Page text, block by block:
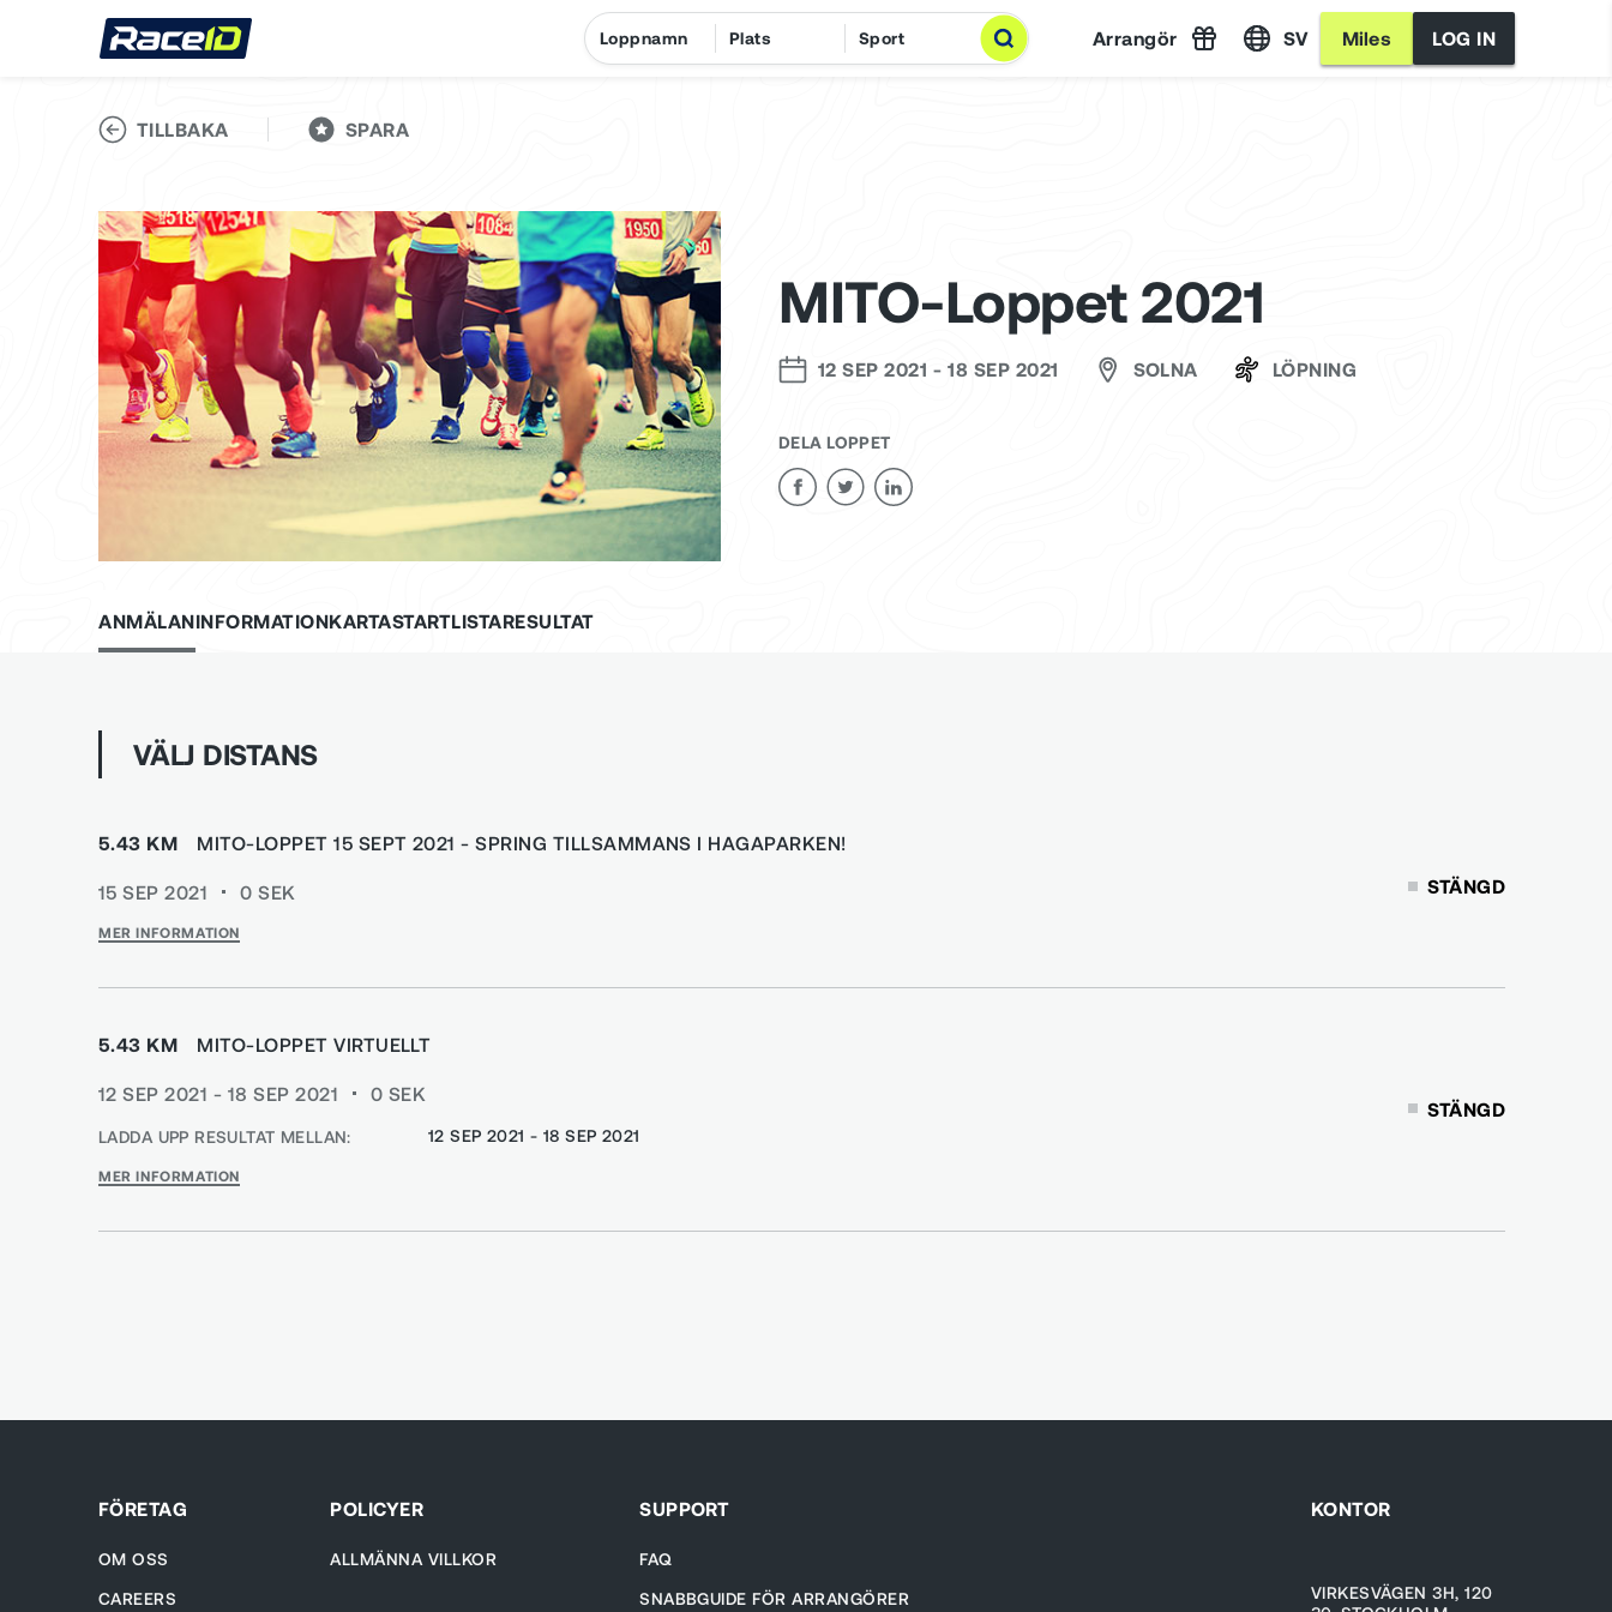
Arrangör SV Miles LOG IN
TILLBAKA SPARA
MITO-Loppet 2021
12 SEP 2021 - 18 SEP 2021 SOLNA LÖPNING
DELA LOPPET
ANMÄLANINFORMATIONKARTASTARTLISTARESULTAT
VÄLJ DISTANS
5.43 KM MITO-LOPPET 15 SEPT 2021 - SPRING TILLSAMMANS I HAGAPARKEN!
15 SEP 2021 0 SEK
MER INFORMATION
STÄNGD
5.43 KM MITO-LOPPET VIRTUELLT
12 SEP 2021 - 18 SEP 2021 0 SEK
LADDA UPP RESULTAT MELLAN: 12 SEP 2021 - 18 SEP 2021
MER INFORMATION
STÄNGD
FÖRETAG
OM OSS
CAREERS
POLICYER
ALLMÄNNA VILLKOR
SUPPORT
FAQ
SNABBGUIDE FÖR ARRANGÖRER
KONTOR
VIRKESVÄGEN 3H, 120